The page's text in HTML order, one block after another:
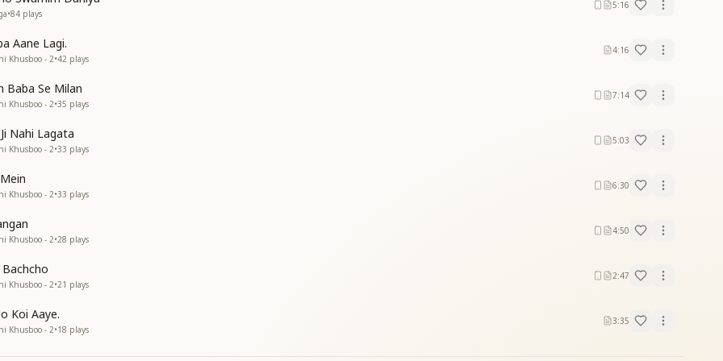
काहे समय तू गवाए
•84 plays
5:16
Aane Lagi.
Khusboo - 2•42 plays
4:16
Baba Se Milan
Khusboo - 2•35 plays
7:14
Nahi Lagata
Khusboo - 2•33 plays
5:03
Khusboo - 2•33 plays
6:30
Khusboo - 2•28 plays
4:50
Khusboo - 2•21 plays
2:47
Koi Aaye.
Khusboo - 2•18 plays
3:35